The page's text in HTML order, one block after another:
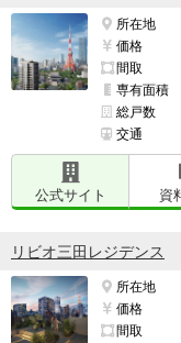
所在地
価格
間取
専有面積
総戸数
交通
公式サイト 資
リビオ三田レジデンス
所在地
価格
間取